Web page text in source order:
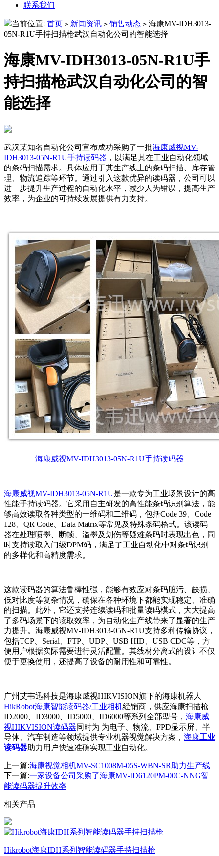
联系我们
当前位置: 首页 > 新闻资讯 > 销售动态 > 海康MV-IDH3013-
05N-R1U手持扫描枪武汉自动化公司的智能选择
海康MV-IDH3013-05N-R1U手
持扫描枪武汉自动化公司的智
能选择
武汉某知名自动化公司宣布成功采购了一批海康威视MV-
IDH3013-05N-R1U手持读码器 ，以满足其在工业自动化领域
的条码扫描需求。具体应用于其生产线上的条码扫描、库存管
理、物流追踪等环节。通过引入这款优异的读码器，公司可以
进一步提升生产过程的自动化水平，减少人为错误，提高生产
效率，为企业的可持续发展提供有力支持。
海康威视MV-IDH3013-05N-R1U手持读码器
海康威视MV-IDH3013-05N-R1U是一款专为工业场景设计的高
性能手持读码器。它采用自主研发的高性能条码识别算法，能
够高效读取各种类型的一维码和二维码，包括Code 39、Code
128、QR Code、Data Matrix等常见及特殊条码格式。该读码
器在处理喷墨、断帧、溢墨及划伤等疑难条码时表现出色，同
时支持读取入门级DPM码，满足了工业自动化中对条码识别
的多样化和高精度需求。
这款读码器的算法鲁棒性强，能够有效应对条码脏污、缺损、
低对比度等复杂情况，确保在各种环境下都能实现稳定、准确
的扫描。此外，它还支持连续读码和批量读码模式，大大提高
了多码场景下的读取效率，为自动化生产线带来了显著的生产
力提升。海康威视MV-IDH3013-05N-R1U支持多种传输协议，
包括TCP、Serial、FTP、UDP、USB HID、USB CDC等，方
便用户根据实际需要进行灵活配置。其线材分离式的设计不仅
便于更换使用，还提高了设备的耐用性和可靠性。
广州艾韦迅科技是海康威视HIKVISION旗下的海康机器人
HikRobot海康智能读码器/工业相机经销商，供应海康扫描枪
ID2000、ID3000、ID5000、ID6000等系列全部型号， 海康威
视HIKVISION读码器同时为 为电子、物流、FPD显示屏、半
导体、汽车制造等领域提供专业机器视觉解决方案， 海康工业
读码器助力用户快速准确实现工业自动化。
上一篇:海康视觉相机MV-SC1008M-05S-WBN-SR助力生产线
下一篇:一家设备公司采购了‌海康MV-ID6120PM-00C-NNG智
能读码器提升效率
相关产品
Hikrobot海康IDH系列智能读码器手持扫描枪